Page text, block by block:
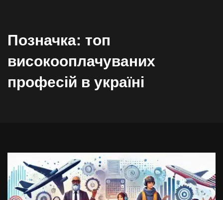
Позначка: топ
високооплачуваних
професій в україні